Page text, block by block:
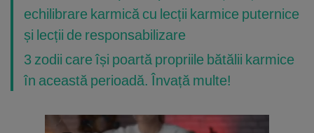
echilibrare karmică cu lecții karmice puternice
și lecții de responsabilizare
3 zodii care își poartă propriile bătălii karmice
în această perioadă. Învață multe!